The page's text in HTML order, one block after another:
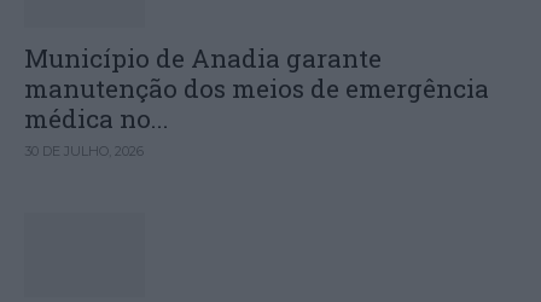
Município de Anadia garante
manutenção dos meios de emergência
médica no...
30 DE JULHO, 2026